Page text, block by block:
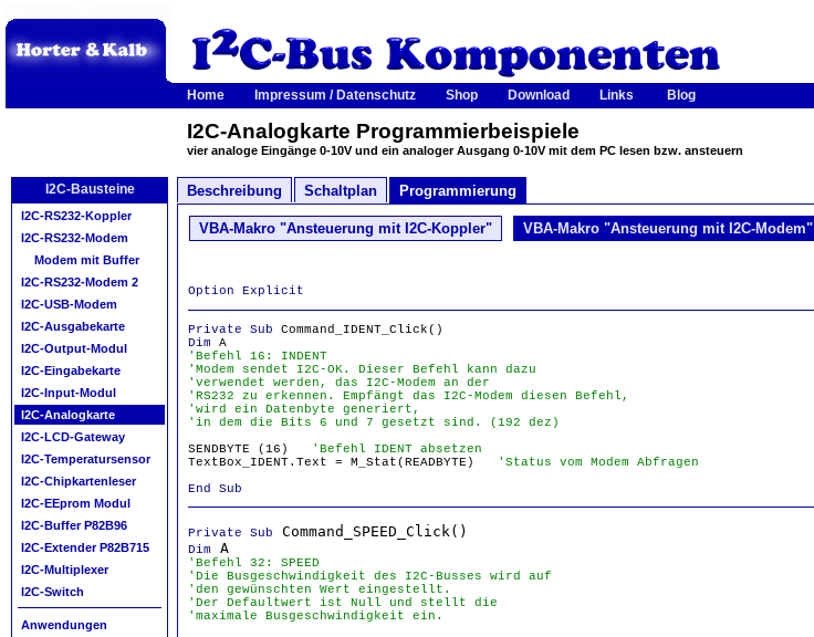
Home Impressum / Datenschutz Shop Download Links Blog
I2C-Analogkarte Programmierbeispiele
vier analoge Eingänge 0-10V und ein analoger Ausgang 0-10V mit dem PC lesen bzw. ansteuern
Beschreibung Schaltplan Programmierung
I2C-Bausteine
I2C-RS232-Koppler
I2C-RS232-Modem
Modem mit Buffer
I2C-RS232-Modem 2
I2C-USB-Modem
I2C-Ausgabekarte
I2C-Output-Modul
I2C-Eingabekarte
I2C-Input-Modul
I2C-Analogkarte
I2C-LCD-Gateway
I2C-Temperatursensor
I2C-Chipkartenleser
I2C-EEprom Modul
I2C-Buffer P82B96
I2C-Extender P82B715
I2C-Multiplexer
I2C-Switch
Anwendungen
VBA-Makro "Ansteuerung mit I2C-Koppler" VBA-Makro "Ansteuerung mit I2C-Modem"
Option Explicit
Private Sub Command_IDENT_Click()
Dim A
'Befehl 16: INDENT
'Modem sendet I2C-OK. Dieser Befehl kann dazu
'verwendet werden, das I2C-Modem an der
'RS232 zu erkennen. Empfängt das I2C-Modem diesen Befehl,
'wird ein Datenbyte generiert,
'in dem die Bits 6 und 7 gesetzt sind. (192 dez)
SENDBYTE (16)
'Befehl IDENT absetzen
TextBox_IDENT.Text = M_Stat(READBYTE)
'Status vom Modem Abfragen
End Sub
Private Sub
Dim
'Befehl 32: SPEED
'Die Busgeschwindigkeit des I2C-Busses wird auf
'den gewünschten Wert eingestellt.
'Der Defaultwert ist Null und stellt die
'maximale Busgeschwindigkeit ein.